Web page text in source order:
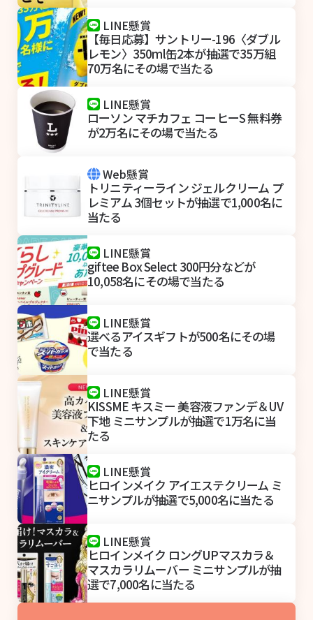
LINE懸賞
【毎日応募】サントリー-196〈ダブル
レモン〉350ml缶2本が抽選で35万組
70万名にその場で当たる
LINE懸賞
ローソン マチカフェ コーヒーS 無料券
が2万名にその場で当たる
Web懸賞
トリニティーライン ジェルクリーム プ
レミアム 3個セットが抽選で1,000名に
当たる
LINE懸賞
giftee Box Select 300円分などが
10,058名にその場で当たる
LINE懸賞
選べるアイスギフトが500名にその場
で当たる
LINE懸賞
KISSME キスミー 美容液ファンデ＆UV
下地 ミニサンプルが抽選で1万名に当
たる
LINE懸賞
ヒロインメイク アイエステクリーム ミ
ニサンプルが抽選で5,000名に当たる
LINE懸賞
ヒロインメイク ロングUPマスカラ＆
マスカラリムーバー ミニサンプルが抽
選で7,000名に当たる